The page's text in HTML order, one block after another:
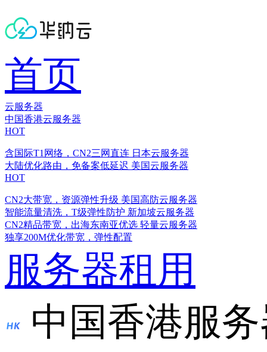
首页
云服务器
中国香港云服务器
HOT
含国际T1网络，CN2三网直连 日本云服务器
大陆优化路由，免备案低延迟 美国云服务器
HOT
CN2大带宽，资源弹性升级 美国高防云服务器
智能流量清洗，T级弹性防护 新加坡云服务器
CN2精品带宽，出海东南亚优选 轻量云服务器
独享200M优化带宽，弹性配置
服务器租用
中国香港服